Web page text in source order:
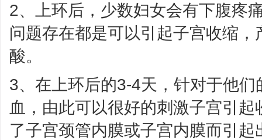
2、上环后，少数妇女会有下腹疼
问题存在都是可以引起子宫收缩
酸。
3、在上环后的3-4天，针对于他
血，由此可以很好的刺激子宫引
了子宫颈管内膜或子宫内膜而引